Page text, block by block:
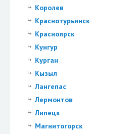
Королев
Краснотурьинск
Красноярск
Кунгур
Курган
Кызыл
Лангепас
Лермонтов
Липецк
Магнитогорск